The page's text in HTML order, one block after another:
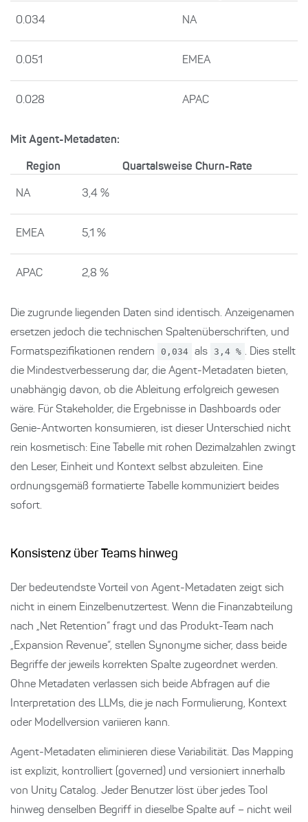
0.034 NA
0.051 EMEA
0.028 APAC
Mit Agent-Metadaten:
Region Quartalsweise Churn-Rate
NA 3,4 %
EMEA 5,1 %
APAC 2,8 %
Die zugrunde liegenden Daten sind identisch. Anzeigenamen
ersetzen jedoch die technischen Spaltenüberschriften, und
Formatspezifikationen rendern
0,034 als 3,4 % . Dies stellt
die Mindestverbesserung dar, die Agent-Metadaten bieten,
unabhängig davon, ob die Ableitung erfolgreich gewesen
wäre. Für Stakeholder, die Ergebnisse in Dashboards oder
Genie-Antworten konsumieren, ist dieser Unterschied nicht
rein kosmetisch: Eine Tabelle mit rohen Dezimalzahlen zwingt
den Leser, Einheit und Kontext selbst abzuleiten. Eine
ordnungsgemäß formatierte Tabelle kommuniziert beides
sofort.
Konsistenz über Teams hinweg
Der bedeutendste Vorteil von Agent-Metadaten zeigt sich
nicht in einem Einzelbenutzertest. Wenn die Finanzabteilung
nach „Net Retention“ fragt und das Produkt-Team nach
„Expansion Revenue“, stellen Synonyme sicher, dass beide
Begriffe der jeweils korrekten Spalte zugeordnet werden.
Ohne Metadaten verlassen sich beide Abfragen auf die
Interpretation des LLMs, die je nach Formulierung, Kontext
oder Modellversion variieren kann.
Agent-Metadaten eliminieren diese Variabilität. Das Mapping
ist explizit, kontrolliert (governed) und versioniert innerhalb
von Unity Catalog. Jeder Benutzer löst über jedes Tool
hinweg denselben Begriff in dieselbe Spalte auf – nicht weil